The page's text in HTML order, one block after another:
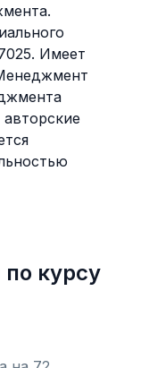
Имеет
курсу